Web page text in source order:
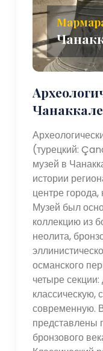
Чанаккале
(турецкий:
музей в
истории
центре
Музей был
коллекцию из
неолита,
османского
четыре
классическую,
современную.
представлены
бронзового